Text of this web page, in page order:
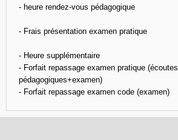
- heure rendez-vous pédagogique
- Frais présentation examen pratique
- Heure supplémentaire
- Forfait repassage examen pratique (écoutes
pédagogiques+examen)
- Forfait repassage examen code (examen)